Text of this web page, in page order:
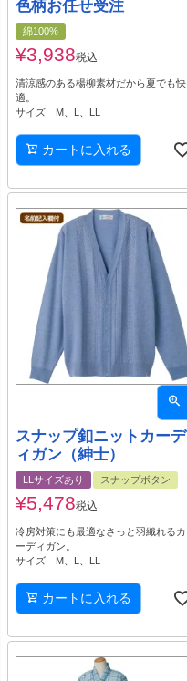
色柄お任せ受注
綿100%
¥3,938税込
清涼感のある楊柳素材だから夏でも快
適。
サイズ M、L、LL
カートに入れる
スナップ釦ニットカーデ
ィガン（紳士）
LLサイズあり スナップボタン
¥5,478税込
冷房対策にも最適なさっと羽織れるカ
ーディガン。
サイズ M、L、LL
カートに入れる